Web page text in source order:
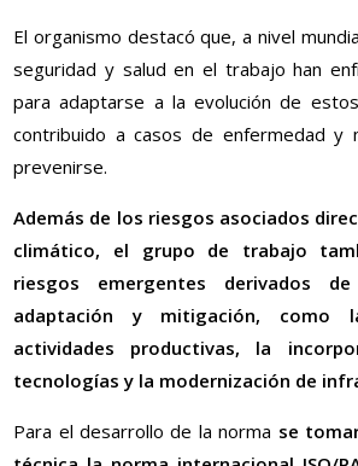
El organismo destacó que, a nivel
seguridad y salud en el trabajo han
para adaptarse a la evolución de
contribuido a casos de enfermedad y
prevenirse.
Además de los riesgos asociados
climático, el grupo de trabajo
riesgos emergentes derivados
adaptación y mitigación, como
actividades productivas, la
tecnologías y la modernización de
Para el desarrollo de la norma se